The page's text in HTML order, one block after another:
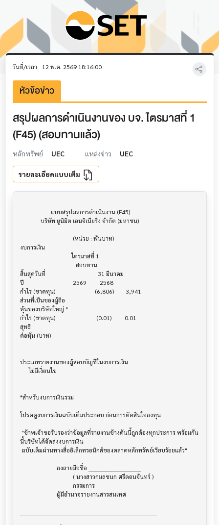
วันที่/เวลา 12 พ.ค. 2569 18:16:00
หัวข้อข่าว
สรุปผลการดำเนินงานของ บจ. ไตรมาสที่ 1
(F45) (สอบทานแล้ว)
หลักทรัพย์ UEC แหล่งข่าว UEC
รายละเอียดแบบเต็ม
งบการเงิน
                                   ไตรมาสที่ 1
สิ้นสุดวันที่			             31 มีนาคม
ปี       			    2569         2568
กำไร (ขาดทุน) 			   (6,806)        3,941
ส่วนที่เป็นของผู้ถือ
หุ้นของบริษัทใหญ่ *
กำไร (ขาดทุน) 			    (0.01)         0.01
สุทธิ
ต่อหุ้น (บาท)
ประเภทรายงานของผู้สอบบัญชีในงบการเงิน
      ไม่มีเงื่อนไข
*สำหรับงบการเงินรวม
โปรดดูงบการเงินฉบับเต็มประกอบ ก่อนการตัดสินใจลงทุน
นี้บริษัทได้จัดส่งงบการเงิน